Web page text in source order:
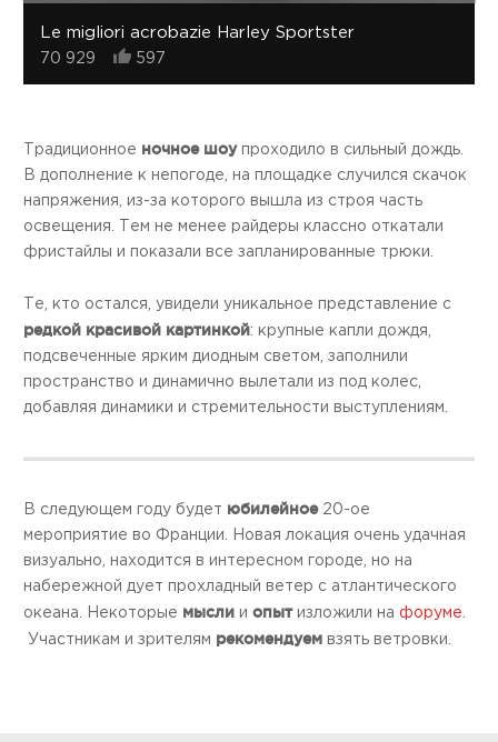
Le migliori acrobazie Harley Sportster
70 929 597
Традиционное ночное шоупроходило в сильный дождь.
В дополнение к непогоде, на площадке случился скачок
напряжения, из-за которого вышла из строя часть
освещения. Тем не менее райдеры классно откатали
фристайлы и показали все запланированные трюки.
Те, кто остался, увидели уникальное представление с
редкой красивой картинкой: крупные капли дождя,
подсвеченные ярким диодным светом, заполнили
пространство и динамично вылетали из под колес,
добавляя динамики и стремительности выступлениям.
В следующем году будет юбилейное20-ое
мероприятие во Франции. Новая локация очень удачная
визуально, находится в интересном городе, но на
набережной дует прохладный ветер с атлантического
океана. Некоторые мысли иопытизложили на форуме
Участникам и зрителям рекомендуем взять ветровки.